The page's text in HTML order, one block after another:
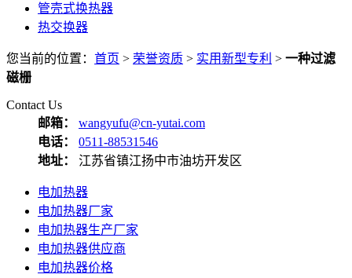
管壳式换热器
热交换器
您当前的位置： 首页 > 荣誉资质 > 实用新型专利 > 一种过滤
磁栅
Contact Us
邮箱：
wangyufu@cn-yutai.com
电话：
0511-88531546
地址：
江苏省镇江扬中市油坊开发区
电加热器
电加热器厂家
电加热器生产厂家
电加热器供应商
电加热器价格